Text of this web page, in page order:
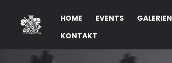
HOME EVENTS GALERIEN
KONTAKT